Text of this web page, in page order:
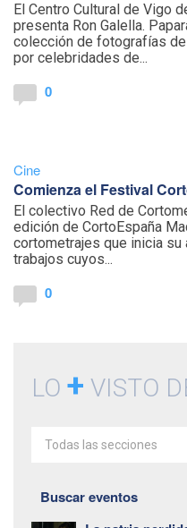
El Centro Cultural de Vigo
presenta Ron Galella.
colección de fotografías
por celebridades de...
0
Cine
Comienza el Festival
El colectivo Red de
edición de CortoEspaña
cortometrajes que inicia su
trabajos cuyos...
0
LO + VISTO
Todas las secciones
Buscar eventos